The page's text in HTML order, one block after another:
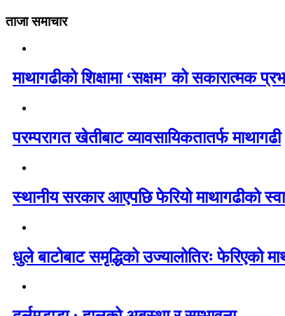
ताजा समाचार
माथागढीको शिक्षामा ‘सक्षम’ को सकारात्मक
परम्परागत खेतीबाट व्यावसायिकतातर्फ माथागढी
स्थानीय सरकार आएपछि फेरियो माथागढीको
धुले बाटोबाट समृद्धिको उज्यालोतिरः फेरिएको